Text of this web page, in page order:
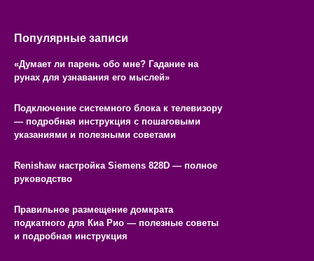
Популярные записи
«Думает ли парень обо мне? Гадание на
рунах для узнавания его мыслей»
Подключение системного блока к телевизору
— подробная инструкция с пошаговыми
указаниями и полезными советами
Renishaw настройка Siemens 828D — полное
руководство
Правильное размещение домкрата
подкатного для Киа Рио — полезные советы
и подробная инструкция